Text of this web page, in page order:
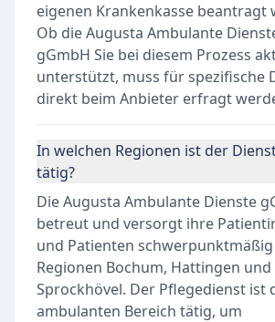
eigenen Krankenkasse beantragt
Ob die Augusta Ambulante
gGmbH Sie bei diesem Prozess
unterstützt, muss für spezifische
direkt beim Anbieter erfragt
In welchen Regionen ist der
tätig?
Die Augusta Ambulante Dienste
betreut und versorgt ihre
und Patienten
Regionen Bochum, Hattingen und
Sprockhövel. Der Pflegedienst ist
ambulanten Bereich tätig, um